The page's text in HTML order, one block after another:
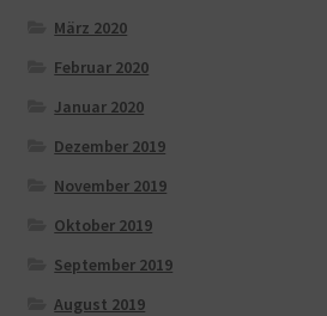
März 2020
Februar 2020
Januar 2020
Dezember 2019
November 2019
Oktober 2019
September 2019
August 2019